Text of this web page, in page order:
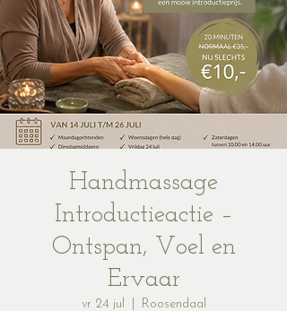
Handmassage
Introductieactie –
Ontspan, Voel en
Ervaar
vr 24 jul Roosendaal